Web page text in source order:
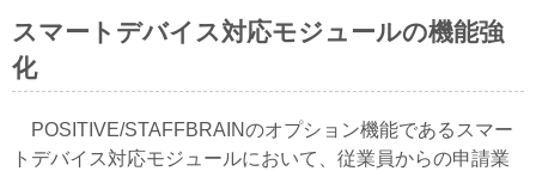
スマートデバイス対応モジュールの機能強
化
POSITIVE/STAFFBRAINのオプション機能であるスマー
トデバイス対応モジュールにおいて、従業員からの申請業